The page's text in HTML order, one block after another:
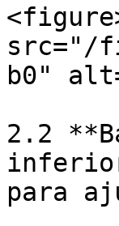
src="/
b0"
2.2
para